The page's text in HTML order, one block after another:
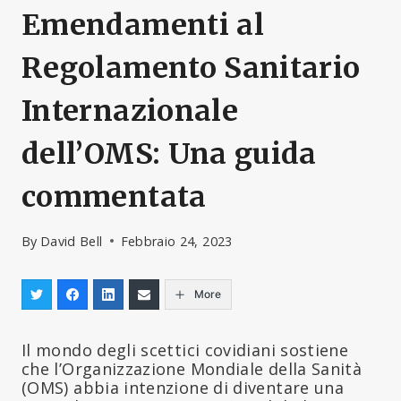
Emendamenti al
Regolamento Sanitario
Internazionale
dell’OMS: Una guida
commentata
By David Bell Febbraio 24, 2023
More
Il mondo degli scettici covidiani sostiene
che l’Organizzazione Mondiale della Sanità
(OMS) abbia intenzione di diventare una